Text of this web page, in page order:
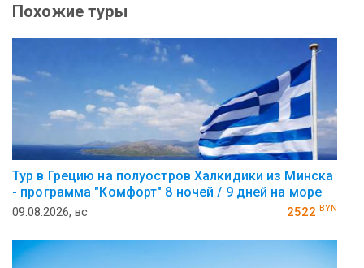
Похожие туры
Тур в Грецию на полуостров Халкидики из Минска
- программа "Комфорт" 8 ночей / 9 дней на море
09.08.2026, вс 2522 BYN